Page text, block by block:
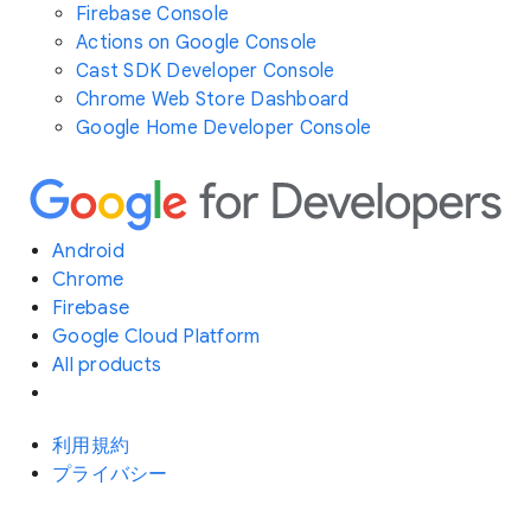
Firebase Console
Actions on Google Console
Cast SDK Developer Console
Chrome Web Store Dashboard
Google Home Developer Console
Android
Chrome
Firebase
Google Cloud Platform
All products
利用規約
プライバシー